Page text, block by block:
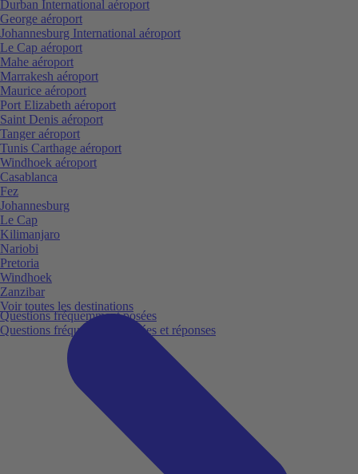
Questions fréquemment posées
Questions fréquemment posées et réponses
Durban International aéroport
George aéroport
Johannesburg International aéroport
Le Cap aéroport
Mahe aéroport
Marrakesh aéroport
Maurice aéroport
Port Elizabeth aéroport
Saint Denis aéroport
Tanger aéroport
Tunis Carthage aéroport
Windhoek aéroport
Casablanca
Fez
Johannesburg
Le Cap
Kilimanjaro
Nariobi
Pretoria
Windhoek
Zanzibar
Voir toutes les destinations